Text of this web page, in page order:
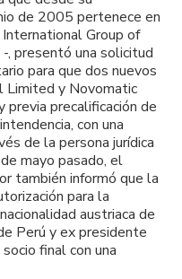
de 2005 pertenece en
Group of
, presentó una solicitud
para que dos nuevos
Limited y Novomatic
previa precalificación de
con una
de la persona jurídica
mayo pasado, el
también informó que la
para la
austriaca de
Perú y ex presidente
final con una